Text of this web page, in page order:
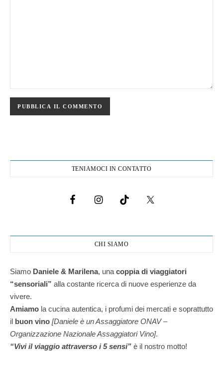
TENIAMOCI IN CONTATTO
CHI SIAMO
Siamo Daniele & Marilena, una coppia di viaggiatori
“sensoriali” alla costante ricerca di nuove esperienze da
vivere.
Amiamo la cucina autentica, i profumi dei mercati e soprattutto
il buon vino [Daniele è un Assaggiatore ONAV –
Organizzazione Nazionale Assaggiatori Vino].
“Vivi il viaggio attraverso i 5 sensi” è il nostro motto!